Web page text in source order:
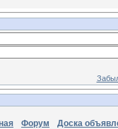
Форум Доска